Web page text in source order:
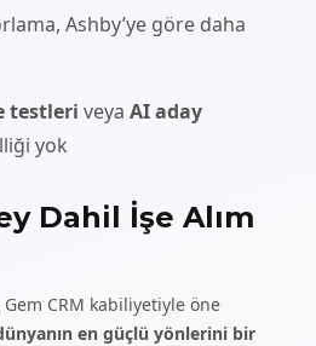
Ashby’ye göre daha
testleri veya AI aday
yok
Dahil İşe Alım
CRM kabiliyetiyle öne
en güçlü yönlerini bir